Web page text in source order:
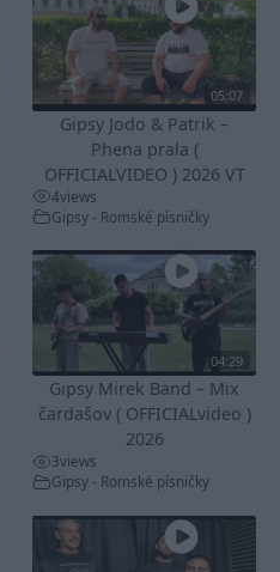
05:07
Gipsy Jodo & Patrik –
Phena prala (
OFFICIALVIDEO ) 2026 VT
4views
Gipsy - Romské písničky
04:29
Gipsy Mirek Band – Mix
čardašov ( OFFICIALvideo )
2026
3views
Gipsy - Romské písničky